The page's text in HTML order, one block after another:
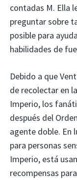
contadas M. Ella
preguntar sobre
posible para
habilidades de
Debido a que
de recolectar en
Imperio, los
después del
agente doble. En
para personas
Imperio, está
recompensas